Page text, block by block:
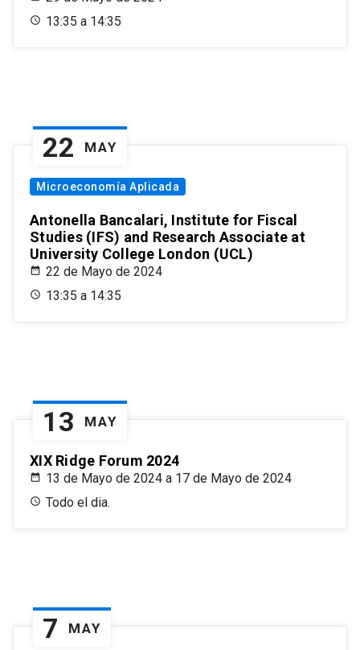
13:35 a 14:35
22 MAY
Microeconomía Aplicada
Antonella Bancalari, Institute for Fiscal
Studies (IFS) and Research Associate at
University College London (UCL)
22 de Mayo de 2024
13:35 a 14:35
13 MAY
XIX Ridge Forum 2024
13 de Mayo de 2024 a 17 de Mayo de 2024
Todo el dia.
7 MAY